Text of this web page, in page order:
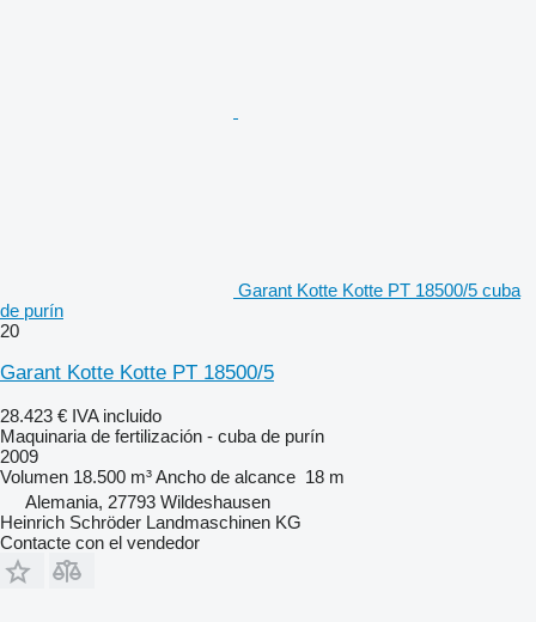
Garant Kotte Kotte PT 18500/5 cuba
de purín
20
Garant Kotte Kotte PT 18500/5
28.423 € IVA incluido
Maquinaria de fertilización - cuba de purín
2009
Volumen 18.500 m³Ancho de alcance 18 m
Alemania, 27793 Wildeshausen
Heinrich Schröder Landmaschinen KG
Contacte con el vendedor